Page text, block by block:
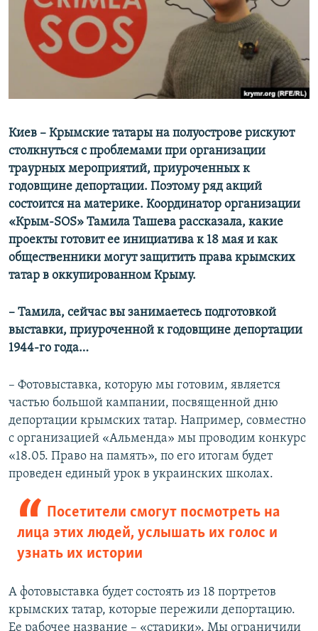
ПОБЕДИТЕЛЕЙ НЕ СУДЯТ?
КРЫМ.НЕПОКОРЕННЫЙ
ELIFBE
УКРАИНСКАЯ ПРОБЛЕМА КРЫМА
ПРИСОЕДИНЯЙТЕСЬ!
Киев – Крымские татары на полуострове рискуют
столкнуться с проблемами при организации
траурных мероприятий, приуроченных к
годовщине депортации. Поэтому ряд акций
состоится на материке. Координатор организации
«Крым-SOS» Тамила Ташева рассказала, какие
проекты готовит ее инициатива к 18 мая и как
общественники могут защитить права крымских
татар в оккупированном Крыму.
– Тамила, сейчас вы занимаетесь подготовкой
выставки, приуроченной к годовщине депортации
1944-го года…
– Фотовыставка, которую мы готовим, является
частью большой кампании, посвященной дню
депортации крымских татар. Например, совместно
с организацией «Альменда» мы проводим конкурс
«18.05. Право на память», по его итогам будет
проведен единый урок в украинских школах.
Посетители смогут посмотреть на
лица этих людей, услышать их голос и
узнать их истории
А фотовыставка будет состоять из 18 портретов
крымских татар, которые пережили депортацию.
Ее рабочее название – «старики». Мы ограничили